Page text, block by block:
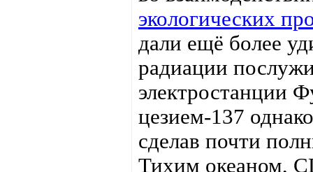
экологических
дали ещё более
радиации
электростанции
цезием-137
сделав почти
Тихим океаном,